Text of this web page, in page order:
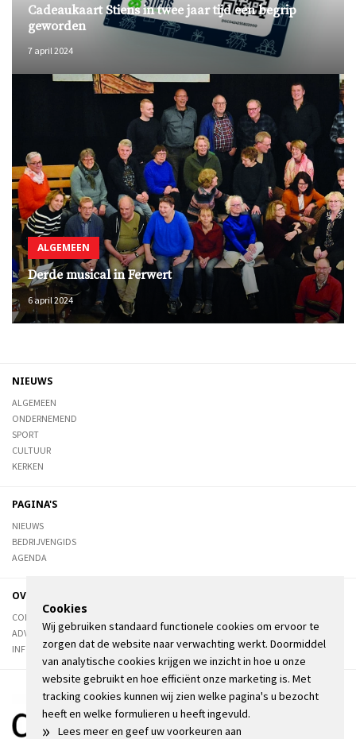
Cadeaukaart Stiens in twee jaar tijd een begrip
geworden
7 april 2024
ALGEMEEN
Derde musical in Ferwert
6 april 2024
NIEUWS
ALGEMEEN
ONDERNEMEND
SPORT
CULTUUR
KERKEN
PAGINA'S
NIEUWS
BEDRIJVENGIDS
AGENDA
OVER DE STIENSER
CONTACT
ADVERTEREN
INFORMATIE
Cookies
Wij gebruiken standaard functionele cookies om ervoor te
zorgen dat de website naar verwachting werkt. Doormiddel
van analytische cookies krijgen we inzicht in hoe u onze
website gebruikt en hoe efficiënt onze marketing is. Met
tracking cookies kunnen wij zien welke pagina's u bezocht
heeft en welke formulieren u heeft ingevuld.
» Lees meer en geef uw voorkeuren aan